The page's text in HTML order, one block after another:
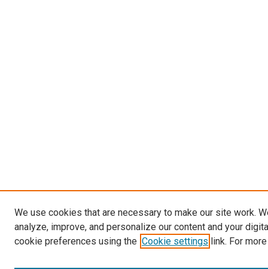
We use cookies that are necessary to make our site work.
analyze, improve, and personalize our content and your
cookie preferences using the Cookie settings link. For